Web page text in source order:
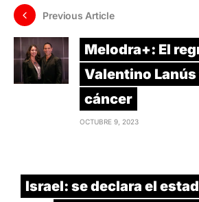
Previous Article
Melodra+: El
Valentino
cáncer
OCTUBRE 9, 2023
Israel: se declara el